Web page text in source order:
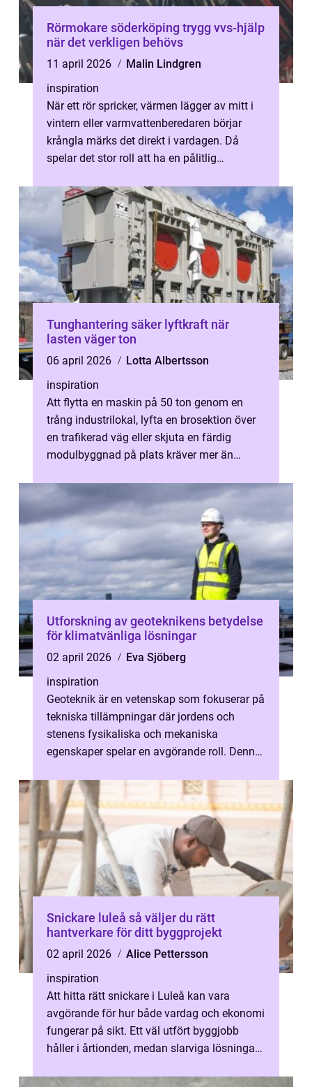
Rörmokare söderköping trygg vvs-hjälp
när det verkligen behövs
11 april 2026
Malin Lindgren
inspiration
När ett rör spricker, värmen lägger av mitt i
vintern eller varmvattenberedaren börjar
krångla märks det direkt i vardagen. Då
spelar det stor roll att ha en pålitlig
Tunghantering säker lyftkraft när
lasten väger ton
06 april 2026
Lotta Albertsson
inspiration
Att flytta en maskin på 50 ton genom en
trång industrilokal, lyfta en brosektion över
en trafikerad väg eller skjuta en färdig
modulbyggnad på plats kräver mer än
Utforskning av geoteknikens betydelse
för klimatvänliga lösningar
02 april 2026
Eva Sjöberg
inspiration
Geoteknik är en vetenskap som fokuserar på
tekniska tillämpningar där jordens och
stenens fysikaliska och mekaniska
egenskaper spelar en avgörande roll. Denna
Snickare luleå så väljer du rätt
hantverkare för ditt byggprojekt
02 april 2026
Alice Pettersson
inspiration
Att hitta rätt snickare i Luleå kan vara
avgörande för hur både vardag och ekonomi
fungerar på sikt. Ett väl utfört byggjobb
håller i årtionden, medan slarviga lösningar